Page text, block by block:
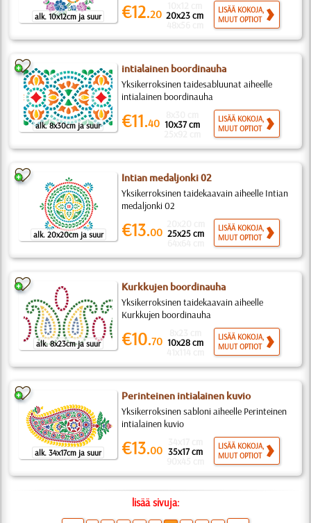
alk. 10x12cm ja suur €12.20 20x23 cm
LISÄÄ KOKOJA,
MUUT OPTIOT
alk. 8x30cm ja suur
intialainen boordinauha
Yksikerroksinen taidesabluunat aiheelle
intialainen boordinauha
€11.40 10x37 cm
LISÄÄ KOKOJA,
MUUT OPTIOT
alk. 20x20cm ja suur
Intian medaljonki 02
Yksikerroksinen taidekaavain aiheelle Intian
medaljonki 02
€13.00 25x25 cm
LISÄÄ KOKOJA,
MUUT OPTIOT
alk. 8x23cm ja suur
Kurkkujen boordinauha
Yksikerroksinen taidekaavain aiheelle
Kurkkujen boordinauha
€10.70 10x28 cm
LISÄÄ KOKOJA,
MUUT OPTIOT
alk. 34x17cm ja suur
Perinteinen intialainen kuvio
Yksikerroksinen sabloni aiheelle Perinteinen
intialainen kuvio
€13.00 35x17 cm
LISÄÄ KOKOJA,
MUUT OPTIOT
lisää sivuja: